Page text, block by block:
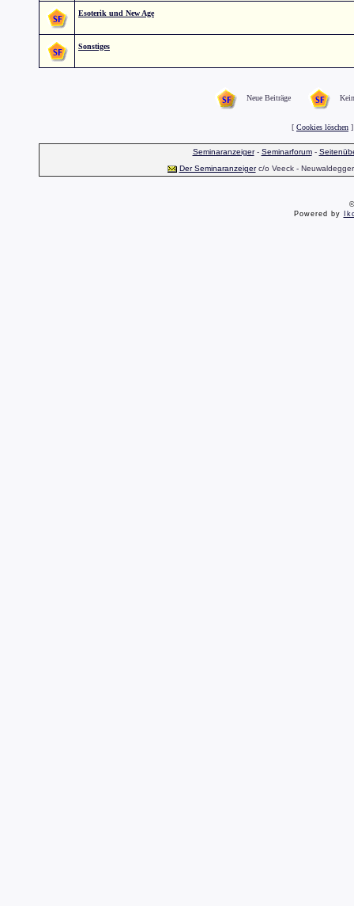
Esoterik und New Age
Sonstiges
Neue Beiträge
[ Cookies löschen
Seminaranzeiger- Seminarforum-
Der Seminaranzeigerc/o Veeck -
Powered by